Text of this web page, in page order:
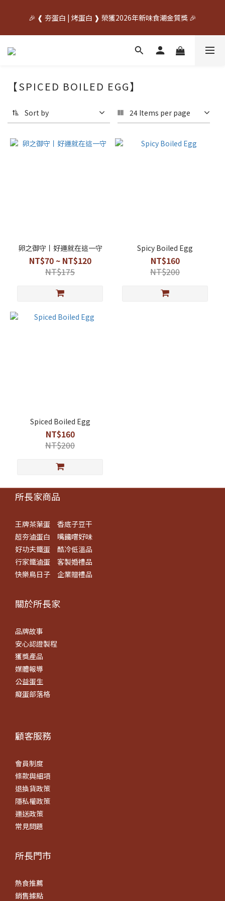
07/20~08/31🥚
🎉 ❰ 夯蛋白 | 烤蛋白 ❱ 榮獲2026年新味食潮金質獎 🎉
中秋先訂✦送禮不慌    🌙中秋早鳥優惠開跑🌙     🥚優惠期間
【SPICED BOILED EGG】
Sort by 24 Items per page
卵之御守丨好運就在這一守
NT$70 ~ NT$120
NT$175
Spicy Boiled Egg
NT$160
NT$200
Spiced Boiled Egg
NT$160
NT$200
所長家商品
王牌茶葉蛋
香底子豆干
超夯滷蛋白
嘴饞嚐好味
好功夫鐵蛋
酷冷低溫品
行家鐵滷蛋
客製婚禮品
快樂鳥日子
企業贈禮品
關於所長​家
品牌故事
安心認證製程
獲獎產品
媒體報導
公益蛋生
癡蛋部落格
顧客服務
會員制度
條款與細項
退換貨政策
隱私權政策
運送政策
常見問題
所長門市
熱食推薦
銷售據點